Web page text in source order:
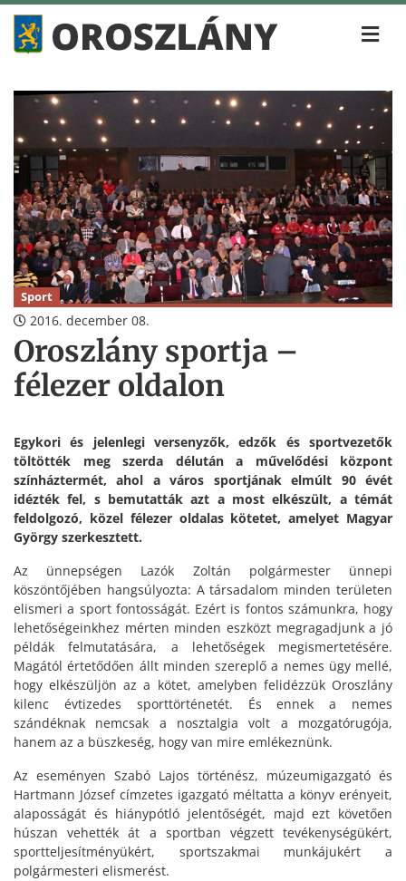
Sport
2016. december 08.
Oroszlány sportja –
félezer oldalon
Egykori és jelenlegi versenyzők, edzők és sportvezetők
töltötték meg szerda délután a művelődési központ
színháztermét, ahol a város sportjának elmúlt 90 évét
idézték fel, s bemutatták azt a most elkészült, a témát
feldolgozó, közel félezer oldalas kötetet, amelyet Magyar
György szerkesztett.
Az ünnepségen Lazók Zoltán polgármester ünnepi
köszöntőjében hangsúlyozta: A társadalom minden területen
elismeri a sport fontosságát. Ezért is fontos számunkra, hogy
lehetőségeinkhez mérten minden eszközt megragadjunk a jó
példák felmutatására, a lehetőségek megismertetésére.
Magától értetődően állt minden szereplő a nemes ügy mellé,
hogy elkészüljön az a kötet, amelyben felidézzük Oroszlány
kilenc évtizedes sporttörténetét. És ennek a nemes
szándéknak nemcsak a nosztalgia volt a mozgatórugója,
hanem az a büszkeség, hogy van mire emlékeznünk.
Az eseményen Szabó Lajos történész, múzeumigazgató és
Hartmann József címzetes igazgató méltatta a könyv erényeit,
alaposságát és hiánypótló jelentőségét, majd ezt követően
húszan vehették át a sportban végzett tevékenységükért,
sportteljesítményükért, sportszakmai munkájukért a
polgármesteri elismerést.